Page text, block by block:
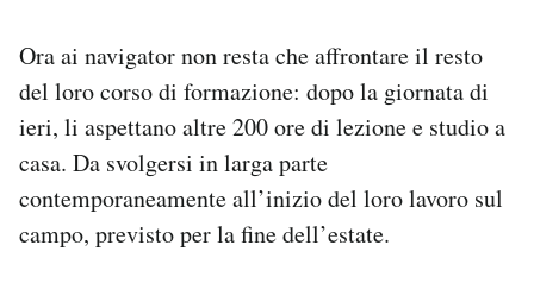
Ora ai navigator non resta che affrontare il resto
del loro corso di formazione: dopo la giornata di
ieri, li aspettano altre 200 ore di lezione e studio a
casa. Da svolgersi in larga parte
contemporaneamente all’inizio del loro lavoro sul
campo, previsto per la fine dell’estate.